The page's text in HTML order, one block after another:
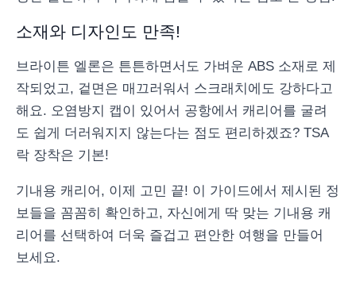
소재와 디자인도 만족!
브라이튼 엘론은 튼튼하면서도 가벼운 ABS 소재로 제
작되었고, 겉면은 매끄러워서 스크래치에도 강하다고
해요. 오염방지 캡이 있어서 공항에서 캐리어를 굴려
도 쉽게 더러워지지 않는다는 점도 편리하겠죠? TSA
락 장착은 기본!
기내용 캐리어, 이제 고민 끝! 이 가이드에서 제시된 정
보들을 꼼꼼히 확인하고, 자신에게 딱 맞는 기내용 캐
리어를 선택하여 더욱 즐겁고 편안한 여행을 만들어
보세요.